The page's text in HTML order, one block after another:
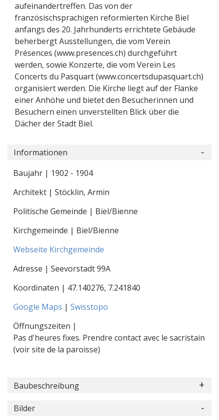
aufeinandertreffen. Das von der
französischsprachigen reformierten Kirche Biel
anfangs des 20. Jahrhunderts errichtete Gebäude
beherbergt Ausstellungen, die vom Verein
Présences (www.presences.ch) durchgeführt
werden, sowie Konzerte, die vom Verein Les
Concerts du Pasquart (www.concertsdupasquart.ch)
organisiert werden. Die Kirche liegt auf der Flanke
einer Anhöhe und bietet den Besucherinnen und
Besuchern einen unverstellten Blick über die
Dächer der Stadt Biel.
Informationen
Baujahr | 1902 - 1904
Architekt | Stöcklin, Armin
Politische Gemeinde | Biel/Bienne
Kirchgemeinde | Biel/Bienne
Webseite Kirchgemeinde
Adresse | Seevorstadt 99A
Koordinaten | 47.140276, 7.241840
Google Maps | Swisstopo
Öffnungszeiten |
Pas d'heures fixes. Prendre contact avec le sacristain
(voir site de la paroisse)
Baubeschreibung
Bilder